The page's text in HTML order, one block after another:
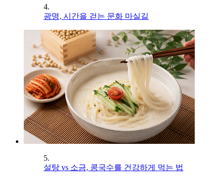
4.
광명, 시간을 걷는 문화 마실길
5.
설탕 vs 소금, 콩국수를 건강하게 먹는 법